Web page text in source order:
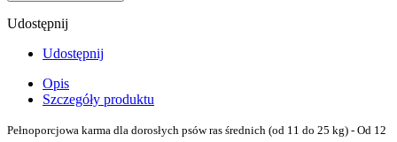
Udostępnij
Udostępnij
Opis
Szczegóły produktu
Pełnoporcjowa karma dla dorosłych psów ras średnich (od 11 do 25 kg) - Od 12